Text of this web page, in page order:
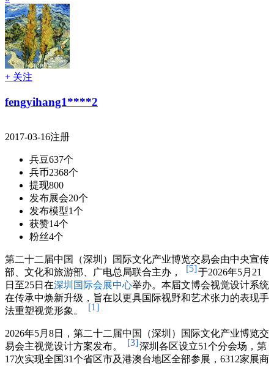
+ 关注
fengyihang1****2
2017-03-16注册
兵豆637个
兵币2368个
提现800
发布展会20个
发布模型1个
获赞14个
粉丝4个
第二十二届中国（深圳）国际文化产业博览交易会由中央宣传
部、文化和旅游部、广电总局联合主办，
[5]于2026年5月21
日至25日在深圳国际会展中心举办。本届文博会视觉设计系统
在传承中焕新升级，旨在以更具国际视野和艺术张力的表现手
法重塑视觉形象。
[1]
2026年5月8日，第二十二届中国（深圳）国际文化产业博览交
易会主视觉设计方案发布。
[3]深圳各区设立51个分会场，第
17次实现全国31个省区市及港澳台地区全部参展，6312家展商